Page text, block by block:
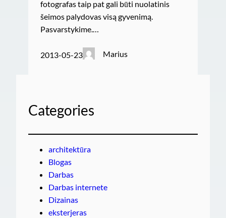
fotografas taip pat gali būti nuolatinis
šeimos palydovas visą gyvenimą.
Pasvarstykime.…
2013-05-23 Marius
Categories
architektūra
Blogas
Darbas
Darbas internete
Dizainas
eksterjeras